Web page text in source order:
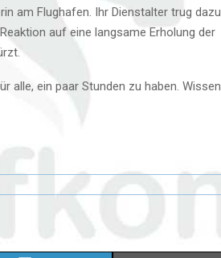
am Flughafen. Ihr Dienstalter trug dazu
auf eine langsame Erholung der
alle, ein paar Stunden zu haben. Wissen